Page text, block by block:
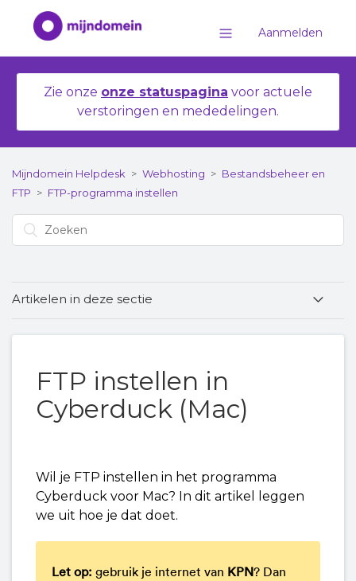
Aanmelden
Zie onze onze statuspagina voor actuele
verstoringen en mededelingen.
Mijndomein Helpdesk Webhosting
Bestandsbeheer en
FTP
FTP-programma instellen
Artikelen in deze sectie
Verbinding maken met de server via het FTP-
FTP instellen in Fetch
FTP instellen in Sparkle
(Mac)
FTP instellen in
Cyberduck (Mac)
Wil je FTP instellen in het programma
Cyberduck voor Mac? In dit artikel leggen
we uit hoe je dat doet.
Let op: gebruik je internet van KPN? Dan